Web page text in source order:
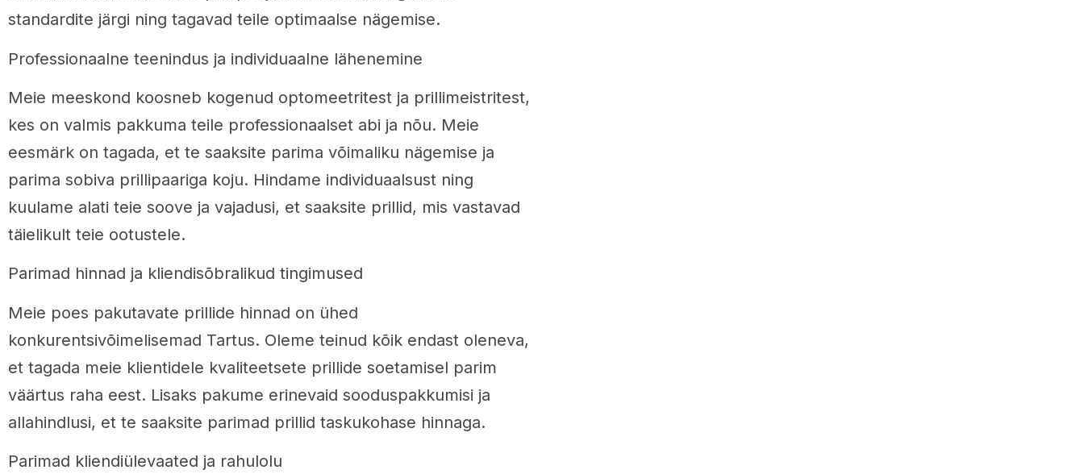
standardite järgi ning tagavad teile optimaalse nägemise.
Professionaalne teenindus ja individuaalne lähenemine
Meie meeskond koosneb kogenud optomeetritest ja prillimeistritest,
kes on valmis pakkuma teile professionaalset abi ja nõu. Meie
eesmärk on tagada, et te saaksite parima võimaliku nägemise ja
parima sobiva prillipaariga koju. Hindame individuaalsust ning
kuulame alati teie soove ja vajadusi, et saaksite prillid, mis vastavad
täielikult teie ootustele.
Parimad hinnad ja kliendisõbralikud tingimused
Meie poes pakutavate prillide hinnad on ühed
konkurentsivõimelisemad Tartus. Oleme teinud kõik endast oleneva,
et tagada meie klientidele kvaliteetsete prillide soetamisel parim
väärtus raha eest. Lisaks pakume erinevaid sooduspakkumisi ja
allahindlusi, et te saaksite parimad prillid taskukohase hinnaga.
Parimad kliendiülevaated ja rahulolu